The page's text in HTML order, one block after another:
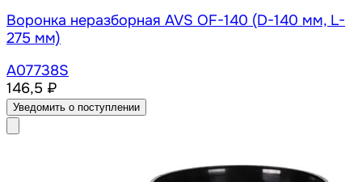
Воронка неразборная AVS OF-140 (D-140 мм, L-
275 мм)
A07738S
146,5 ₽
Уведомить о поступлении